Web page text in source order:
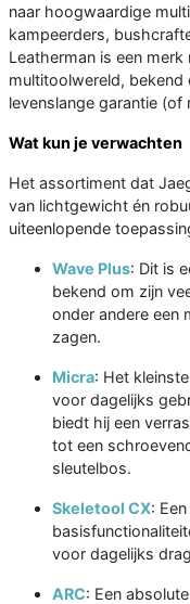
naar hoogwaardige
kampeerders,
Leatherman is een
multitoolwereld, bekend
levenslange garantie (of
Wat kun je verwachten
Het assortiment dat
van lichtgewicht én
uiteenlopende
Wave Plus: Dit is
bekend om zijn
onder andere een
zagen.
Micra: Het
voor dagelijks
biedt hij een
tot een
sleutelbos.
Skeletool CX:
voor dagelijks
ARC: Een